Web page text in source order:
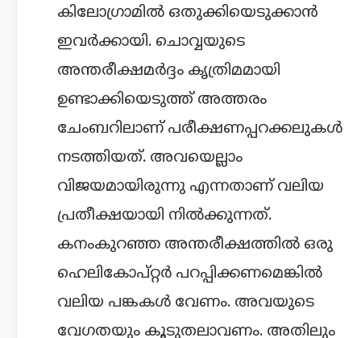
കിലോഗ്രാമിൽ ഒതുക്കിയെടുക്കാൻ
ഇവർക്കായി. ചൊവ്വയുടെ
അന്തരീക്ഷമർദ്ദം കൃത്രിമമായി
ഉണ്ടാക്കിയെടുത്ത് അത്തരം
ചേംബറിലാണ് പരീക്ഷണപ്പറക്കലുകൾ
നടത്തിയത്. അവയെല്ലാം
വിജയമായിരുന്നു എന്നതാണ് വലിയ
പ്രതീക്ഷയായി നിൽക്കുന്നത്.
കനംകുറഞ്ഞ അന്തരീക്ഷത്തില്‍ ഒരു
ഹെലികോപ്റ്റര്‍ പറപ്പിക്കണമെങ്കില്‍
വലിയ പങ്കകള്‍ വേണം. അവയുടെ
വേഗതയും കൂടുതലാവണം. അതിലും